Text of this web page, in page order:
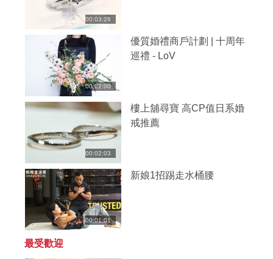
00:03:28
00:02:00
優質婚禮商戶計劃 | 十周年
巡禮 - LoV
00:02:03
樓上舖尋寶 高CP值日系婚
戒推薦
00:01:01
新娘1招踢走水桶腰
最受歡迎